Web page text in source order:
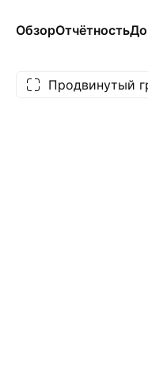
ОбзорОтчётность
Продвинутый